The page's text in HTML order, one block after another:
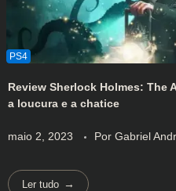
Review Sherlock Holmes: The
a loucura e a chatice
maio 2, 2023 Por Gabriel
Ler tudo